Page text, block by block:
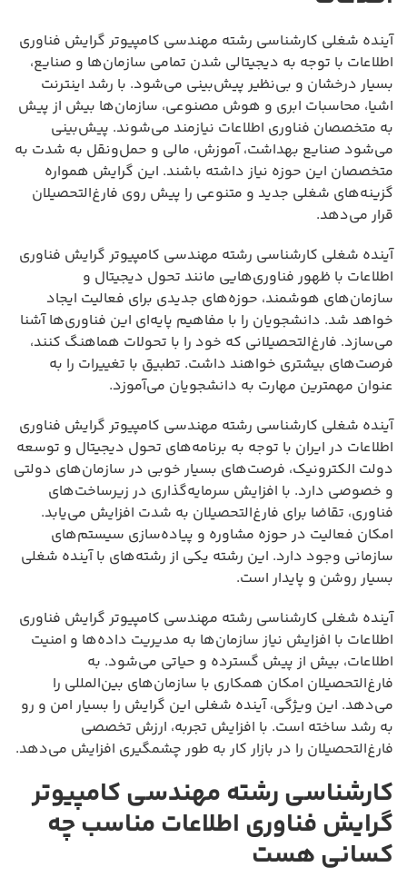
آینده شغلی کارشناسی رشته مهندسی کامپیوتر گرایش فناوری
اطلاعات با توجه به دیجیتالی شدن تمامی سازمان‌ها و صنایع،
بسیار درخشان و بی‌نظیر پیش‌بینی می‌شود. با رشد اینترنت
اشیا، محاسبات ابری و هوش مصنوعی، سازمان‌ها بیش از پیش
به متخصصان فناوری اطلاعات نیازمند می‌شوند. پیش‌بینی
می‌شود صنایع بهداشت، آموزش، مالی و حمل‌ونقل به شدت به
متخصصان این حوزه نیاز داشته باشند. این گرایش همواره
گزینه‌های شغلی جدید و متنوعی را پیش روی فارغ‌التحصیلان
قرار می‌دهد.
آینده شغلی کارشناسی رشته مهندسی کامپیوتر گرایش فناوری
اطلاعات با ظهور فناوری‌هایی مانند تحول دیجیتال و
سازمان‌های هوشمند، حوزه‌های جدیدی برای فعالیت ایجاد
خواهد شد. دانشجویان را با مفاهیم پایه‌ای این فناوری‌ها آشنا
می‌سازد. فارغ‌التحصیلانی که خود را با تحولات هماهنگ کنند،
فرصت‌های بیشتری خواهند داشت. تطبیق با تغییرات را به
عنوان مهمترین مهارت به دانشجویان می‌آموزد.
آینده شغلی کارشناسی رشته مهندسی کامپیوتر گرایش فناوری
اطلاعات در ایران با توجه به برنامه‌های تحول دیجیتال و توسعه
دولت الکترونیک، فرصت‌های بسیار خوبی در سازمان‌های دولتی
و خصوصی دارد. با افزایش سرمایه‌گذاری در زیرساخت‌های
فناوری، تقاضا برای فارغ‌التحصیلان به شدت افزایش می‌یابد.
امکان فعالیت در حوزه مشاوره و پیاده‌سازی سیستم‌های
سازمانی وجود دارد. این رشته یکی از رشته‌های با آینده شغلی
بسیار روشن و پایدار است.
آینده شغلی کارشناسی رشته مهندسی کامپیوتر گرایش فناوری
اطلاعات با افزایش نیاز سازمان‌ها به مدیریت داده‌ها و امنیت
اطلاعات، بیش از پیش گسترده و حیاتی می‌شود. به
فارغ‌التحصیلان امکان همکاری با سازمان‌های بین‌المللی را
می‌دهد. این ویژگی، آینده شغلی این گرایش را بسیار امن و رو
به رشد ساخته است. با افزایش تجربه، ارزش تخصصی
فارغ‌التحصیلان را در بازار کار به طور چشمگیری افزایش می‌دهد.
کارشناسی رشته مهندسی کامپیوتر
گرایش فناوری اطلاعات مناسب چه
کسانی هست